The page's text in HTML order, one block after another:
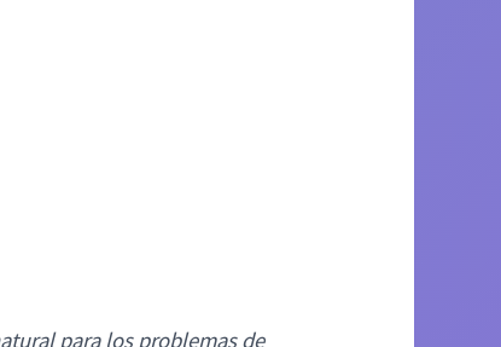
para los problemas de